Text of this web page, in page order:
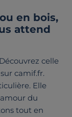
en bois,
attend
celle
camif.fr.
Elle
du
tout en